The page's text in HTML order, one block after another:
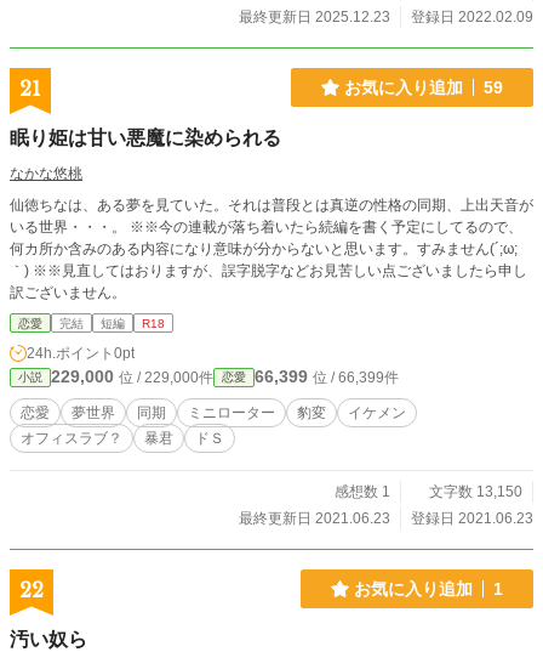
最終更新日 2025.12.23
登録日 2022.02.09
21 お気に入り追加 59
眠り姫は甘い悪魔に染められる
なかな悠桃
仙徳ちなは、ある夢を見ていた。それは普段とは真逆の性格の同期、上出天音が
いる世界・・・。 ※※今の連載が落ち着いたら続編を書く予定にしてるので、
何カ所か含みのある内容になり意味が分からないと思います。すみません(´;ω;
｀) ※※見直してはおりますが、誤字脱字などお見苦しい点ございましたら申し
訳ございません。
恋愛 完結 短編 R18
24h.ポイント 0pt
小説 229,000 位 / 229,000件 恋愛 66,399 位 / 66,399件
恋愛 夢世界 同期 ミニローター 豹変
イケメン
オフィスラブ？
暴君 ドＳ
感想数 1
文字数 13,150
最終更新日 2021.06.23
登録日 2021.06.23
22 お気に入り追加 1
汚い奴ら